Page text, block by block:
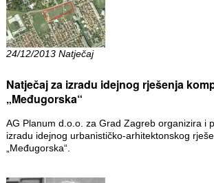
24/12/2013 Natječaj
Natječaj za izradu idejnog rješenja
„Međugorska“
AG Planum d.o.o. za Grad Zagreb organizira i
izradu idejnog urbanističko-arhitektonskog
„Međugorska“.